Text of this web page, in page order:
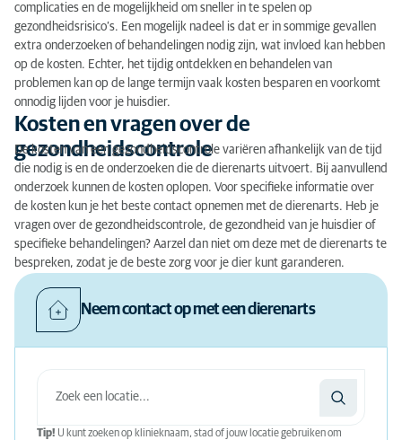
complicaties en de mogelijkheid om sneller in te spelen op
gezondheidsrisico’s. Een mogelijk nadeel is dat er in sommige gevallen
extra onderzoeken of behandelingen nodig zijn, wat invloed kan hebben
op de kosten. Echter, het tijdig ontdekken en behandelen van
problemen kan op de lange termijn vaak kosten besparen en voorkomt
onnodig lijden voor je huisdier.
Kosten en vragen over de
gezondheidscontrole
De kosten van een gezondheidscontrole variëren afhankelijk van de tijd
die nodig is en de onderzoeken die de dierenarts uitvoert. Bij aanvullend
onderzoek kunnen de kosten oplopen. Voor specifieke informatie over
de kosten kun je het beste contact opnemen met de dierenarts. Heb je
vragen over de gezondheidscontrole, de gezondheid van je huisdier of
specifieke behandelingen? Aarzel dan niet om deze met de dierenarts te
bespreken, zodat je de beste zorg voor je dier kunt garanderen.
Neem contact op met een dierenarts
Tip! U kunt zoeken op klinieknaam, stad of jouw locatie gebruiken om